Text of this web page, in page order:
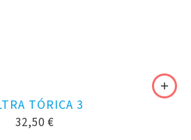
TÓRICA 3
32,50 €